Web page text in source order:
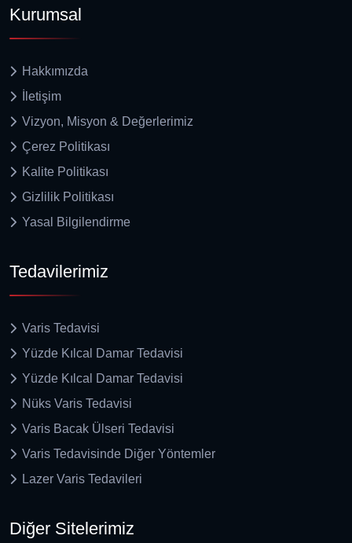
Kurumsal
Hakkımızda
İletişim
Vizyon, Misyon & Değerlerimiz
Çerez Politikası
Kalite Politikası
Gizlilik Politikası
Yasal Bilgilendirme
Tedavilerimiz
Varis Tedavisi
Yüzde Kılcal Damar Tedavisi
Yüzde Kılcal Damar Tedavisi
Nüks Varis Tedavisi
Varis Bacak Ülseri Tedavisi
Varis Tedavisinde Diğer Yöntemler
Lazer Varis Tedavileri
Diğer Sitelerimiz